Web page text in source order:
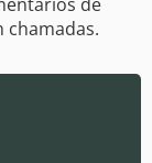
chamadas.